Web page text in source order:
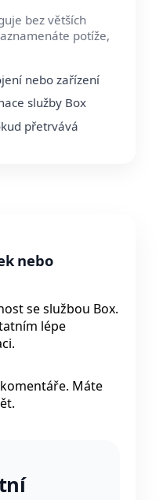
bez větších
potíže,
nebo zařízení
služby Box
přetrvává
nebo
se službou Box.
lépe
Máte